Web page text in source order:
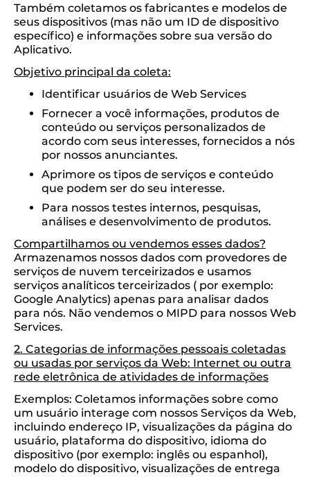
Também coletamos os fabricantes e modelos de
seus dispositivos (mas não um ID de dispositivo
específico) e informações sobre sua versão do
Aplicativo.
Objetivo principal da coleta:
Identificar usuários de Web Services
Fornecer a você informações, produtos de
conteúdo ou serviços personalizados de
acordo com seus interesses, fornecidos a nós
por nossos anunciantes.
Aprimore os tipos de serviços e conteúdo
que podem ser do seu interesse.
Para nossos testes internos, pesquisas,
análises e desenvolvimento de produtos.
Compartilhamos ou vendemos esses dados?
Armazenamos nossos dados com provedores de
serviços de nuvem terceirizados e usamos
serviços analíticos terceirizados ( por exemplo:
Google Analytics) apenas para analisar dados
para nós. Não vendemos o MIPD para nossos Web
Services.
2. Categorias de informações pessoais coletadas
ou usadas por serviços da Web: Internet ou outra
rede eletrônica de atividades de informações
Exemplos: Coletamos informações sobre como
um usuário interage com nossos Serviços da Web,
incluindo endereço IP, visualizações da página do
usuário, plataforma do dispositivo, idioma do
dispositivo (por exemplo: inglês ou espanhol),
modelo do dispositivo, visualizações de entrega